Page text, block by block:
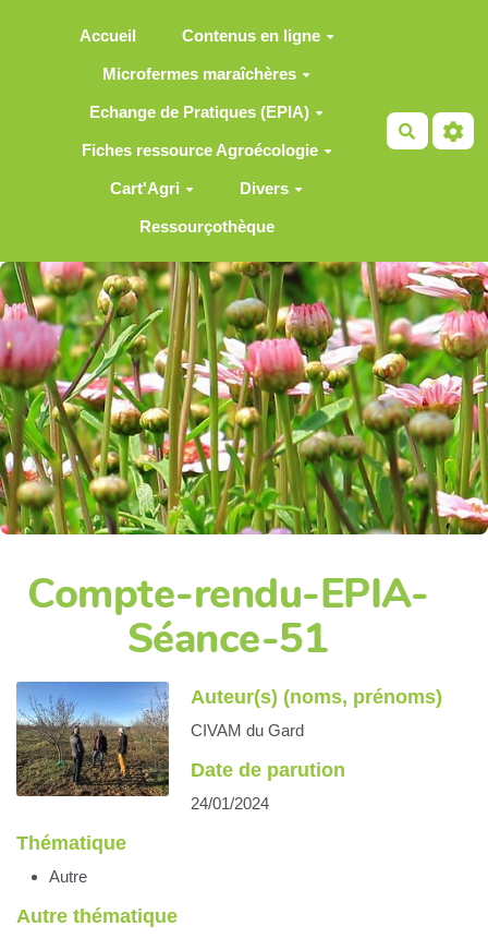
Accueil Contenus en ligne
Microfermes maraîchères
Echange de Pratiques (EPIA)
Fiches ressource Agroécologie
Cart'Agri Divers
Ressourçothèque
Compte-rendu-EPIA-
Séance-51
Auteur(s) (noms, prénoms)
CIVAM du Gard
Date de parution
24/01/2024
Thématique
Autre
Autre thématique